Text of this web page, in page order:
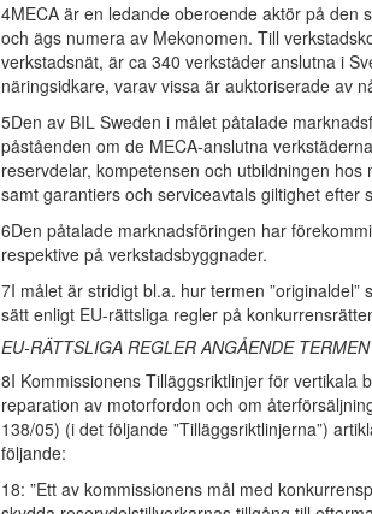
4MECA är en ledande oberoende aktör på den
och ägs numera av Mekonomen. Till
verkstadsnät, är ca 340 verkstäder anslutna i
näringsidkare, varav vissa är auktoriserade av
5Den av BIL Sweden i målet påtalade
påståenden om de MECA-anslutna
reservdelar, kompetensen och utbildningen
samt garantiers och serviceavtals giltighet efter
6Den påtalade marknadsföringen har
respektive på verkstadsbyggnader.
7I målet är stridigt bl.a. hur termen
sätt enligt EU-rättsliga regler på
EU-RÄTTSLIGA REGLER ANGÅENDE TERMEN
8I Kommissionens Tilläggsriktlinjer för vertikala
reparation av motorfordon och om
138/05) (i det följande ”Tilläggsriktlinjerna”)
följande:
18: ”Ett av kommissionens mål med